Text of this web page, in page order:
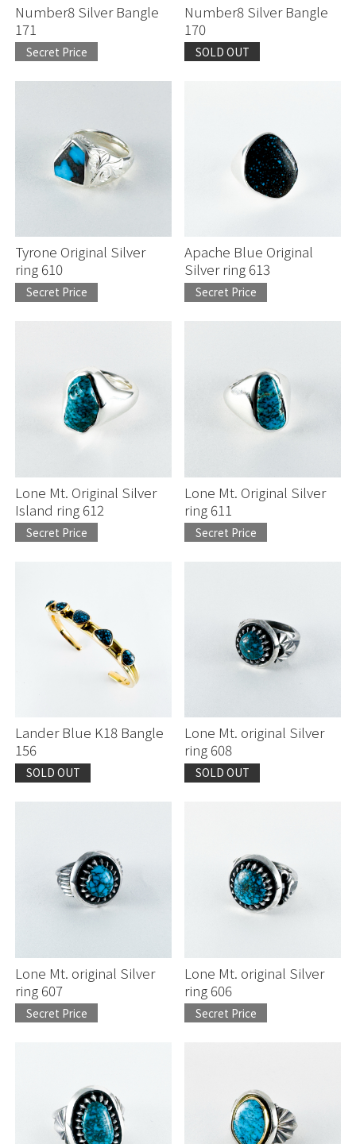
Number8 Silver Bangle
171
Secret Price
Number8 Silver Bangle
170
SOLD OUT
Tyrone Original Silver
ring 610
Secret Price
Apache Blue Original
Silver ring 613
Secret Price
Lone Mt. Original Silver
Island ring 612
Secret Price
Lone Mt. Original Silver
ring 611
Secret Price
Lander Blue K18 Bangle
156
SOLD OUT
Lone Mt. original Silver
ring 608
SOLD OUT
Lone Mt. original Silver
ring 607
Secret Price
Lone Mt. original Silver
ring 606
Secret Price
Continue shopping Proceed to Cart
Continue shopping Proceed to Cart